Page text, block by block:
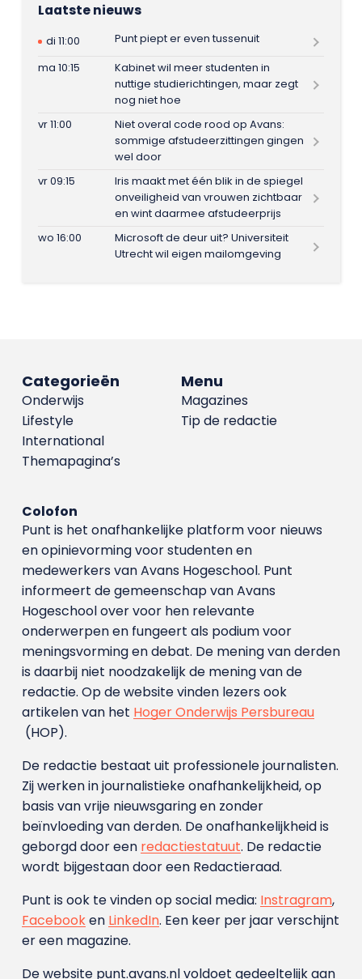
Laatste nieuws
di 11:00
Punt piept er even tussenuit
ma 10:15
Kabinet wil meer studenten in
nuttige studierichtingen, maar zegt
nog niet hoe
vr 11:00
Niet overal code rood op Avans:
sommige afstudeerzittingen gingen
wel door
vr 09:15
Iris maakt met één blik in de spiegel
onveiligheid van vrouwen zichtbaar
en wint daarmee afstudeerprijs
wo 16:00
Microsoft de deur uit? Universiteit
Utrecht wil eigen mailomgeving
Menu
Magazines
Tip de redactie
Categorieën
Onderwijs
Lifestyle
International
Themapagina’s
Colofon
Punt is het onafhankelijke platform voor nieuws
en opinievorming voor studenten en
medewerkers van Avans Hoge­school. Punt
informeert de gemeenschap van Avans
Hogeschool over voor hen relevante
onderwerpen en fungeert als podium voor
meningsvorming en debat. De mening van derden
is daarbij niet noodzakelijk de mening van de
redactie. Op de website vinden lezers ook
artikelen van het Hoger Onderwijs Persbureau
(HOP).
De redactie bestaat uit professionele journalisten.
Zij werken in journalistieke onafhankelijkheid, op
basis van vrije nieuwsgaring en zonder
beïnvloeding van derden. De onafhankelijkheid is
geborgd door een redactiestatuut. De redactie
wordt bijgestaan door een Redactieraad.
Punt is ook te vinden op social media: Instragram,
Facebooken LinkedIn. Een keer per jaar verschijnt
er een magazine.
De website punt.avans.nl voldoet gedeeltelijk aan